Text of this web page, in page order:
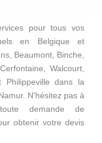
pour tous vos
en Belgique et
Beaumont, Binche,
Walcourt,
Philippeville dans la
N'hésitez pas à
demande de
obtenir votre devis